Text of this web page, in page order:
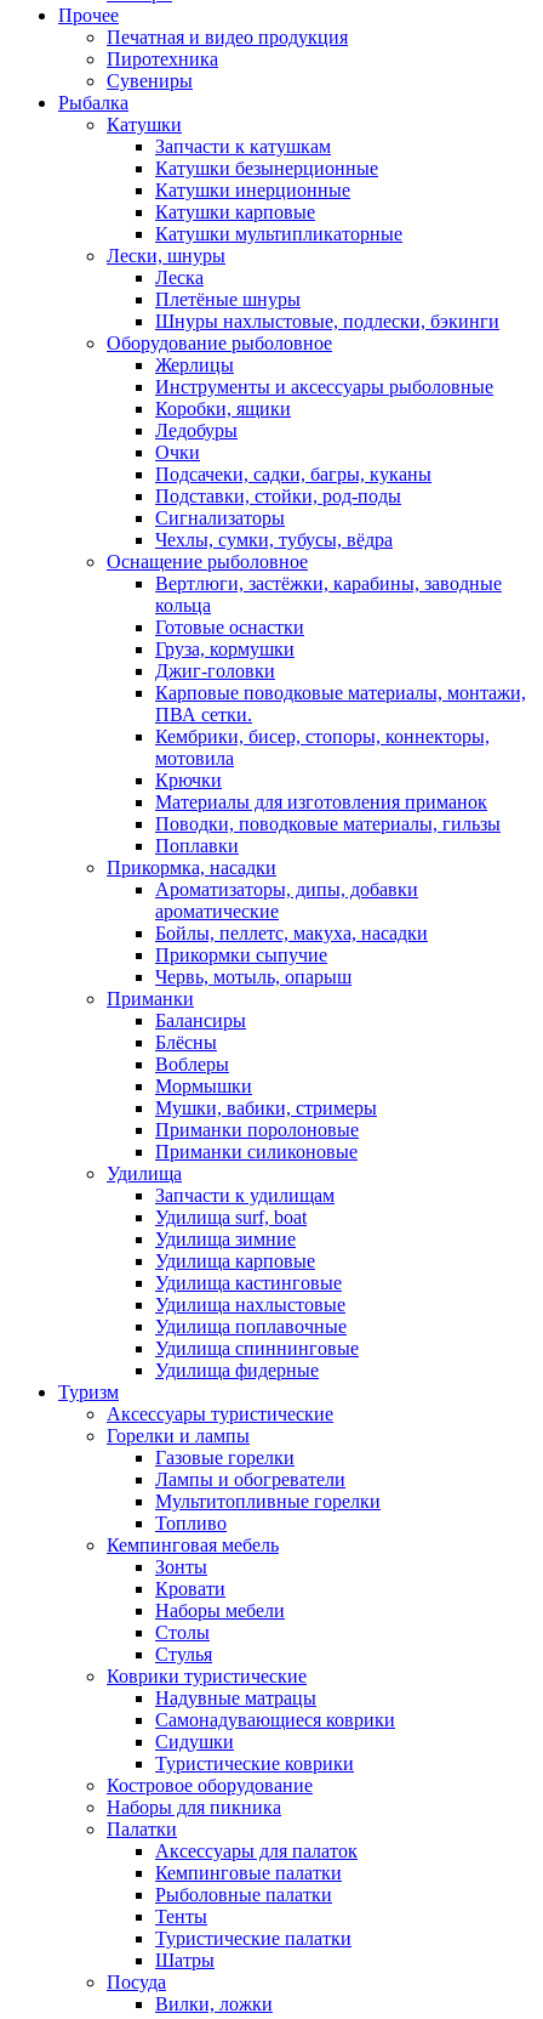
Прочее
Печатная и видео продукция
Пиротехника
Сувениры
Рыбалка
Катушки
Запчасти к катушкам
Катушки безынерционные
Катушки инерционные
Катушки карповые
Катушки мультипликаторные
Лески, шнуры
Леска
Плетёные шнуры
Шнуры нахлыстовые, подлески, бэкинги
Оборудование рыболовное
Жерлицы
Инструменты и аксессуары рыболовные
Коробки, ящики
Ледобуры
Очки
Подсачеки, садки, багры, куканы
Подставки, стойки, род-поды
Сигнализаторы
Чехлы, сумки, тубусы, вёдра
Оснащение рыболовное
Вертлюги, застёжки, карабины, заводные
кольца
Готовые оснастки
Груза, кормушки
Джиг-головки
Карповые поводковые материалы, монтажи,
ПВА сетки.
Кембрики, бисер, стопоры, коннекторы,
мотовила
Крючки
Материалы для изготовления приманок
Поводки, поводковые материалы, гильзы
Поплавки
Прикормка, насадки
Ароматизаторы, дипы, добавки
ароматические
Бойлы, пеллетс, макуха, насадки
Прикормки сыпучие
Червь, мотыль, опарыш
Приманки
Балансиры
Блёсны
Воблеры
Мормышки
Мушки, вабики, стримеры
Приманки поролоновые
Приманки силиконовые
Удилища
Запчасти к удилищам
Удилища surf, boat
Удилища зимние
Удилища карповые
Удилища кастинговые
Удилища нахлыстовые
Удилища поплавочные
Удилища спиннинговые
Удилища фидерные
Туризм
Аксессуары туристические
Горелки и лампы
Газовые горелки
Лампы и обогреватели
Мультитопливные горелки
Топливо
Кемпинговая мебель
Зонты
Кровати
Наборы мебели
Столы
Стулья
Коврики туристические
Надувные матрацы
Самонадувающиеся коврики
Сидушки
Туристические коврики
Костровое оборудование
Наборы для пикника
Палатки
Аксессуары для палаток
Кемпинговые палатки
Рыболовные палатки
Тенты
Туристические палатки
Шатры
Посуда
Вилки, ложки